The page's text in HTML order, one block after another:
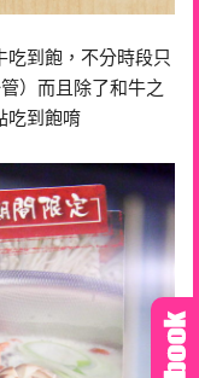
吃到飽，不分時段只
）而且除了和牛之
吃到飽唷